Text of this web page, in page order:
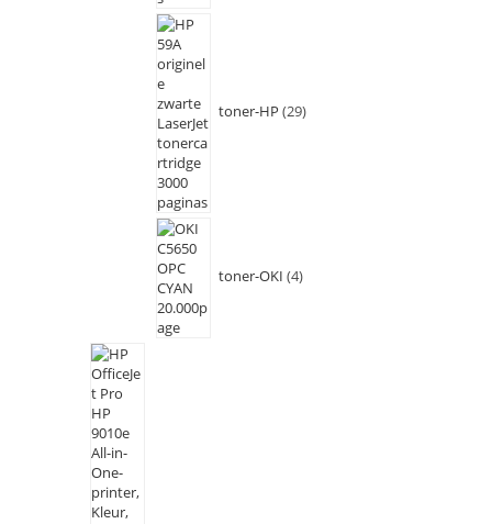
toner-HP 29
toner-OKI 4